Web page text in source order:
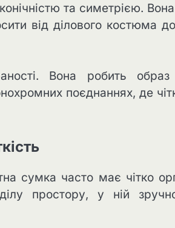
та симетрією.
від ділового костюма до
Вона робить
поєднаннях, де
сумка часто має чітко
простору, у ній